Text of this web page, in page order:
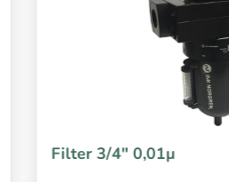
Filter 3/4" 0,01µ